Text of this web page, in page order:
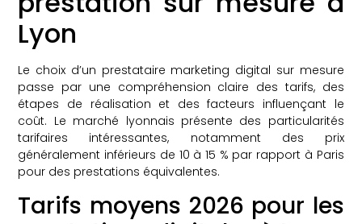
Lyon
Le choix d’un prestataire marketing digital sur mesure
passe par une compréhension claire des tarifs, des
étapes de réalisation et des facteurs influençant le
coût. Le marché lyonnais présente des particularités
tarifaires intéressantes, notamment des prix
généralement inférieurs de 10 à 15 % par rapport à Paris
pour des prestations équivalentes.
Tarifs moyens 2026 pour les